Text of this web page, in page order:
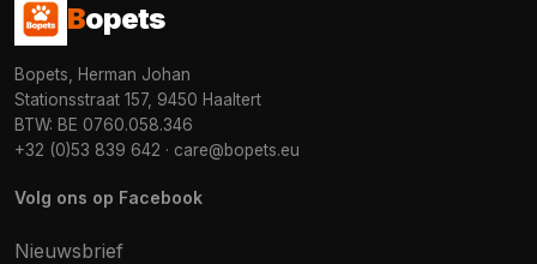
Bopets
Bopets, Herman Johan
Stationsstraat 157, 9450 Haaltert
BTW: BE 0760.058.346
+32 (0)53 839 642 · care@bopets.eu
Volg ons op Facebook
Nieuwsbrief